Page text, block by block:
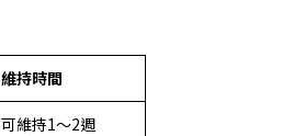
維持時間
可維持1～2週